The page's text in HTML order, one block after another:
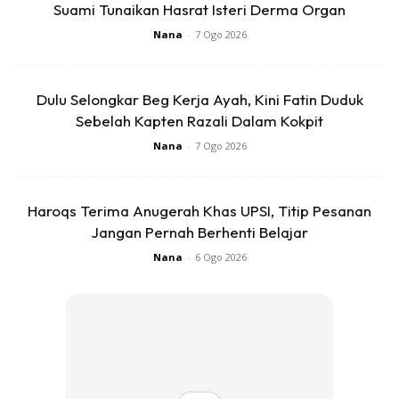
Hakikatnya , nanas adalah buah yang elok dimakan kerana
ia kaya dengan vitamin C, anti-oksida dan berserat tinggi.
Suami Tunaikan Hasrat Isteri Derma Organ
Nana - 7 Ogo 2026
Dulu Selongkar Beg Kerja Ayah, Kini Fatin Duduk
Sebelah Kapten Razali Dalam Kokpit
Nana - 7 Ogo 2026
Haroqs Terima Anugerah Khas UPSI, Titip Pesanan
Jangan Pernah Berhenti Belajar
Nana - 6 Ogo 2026